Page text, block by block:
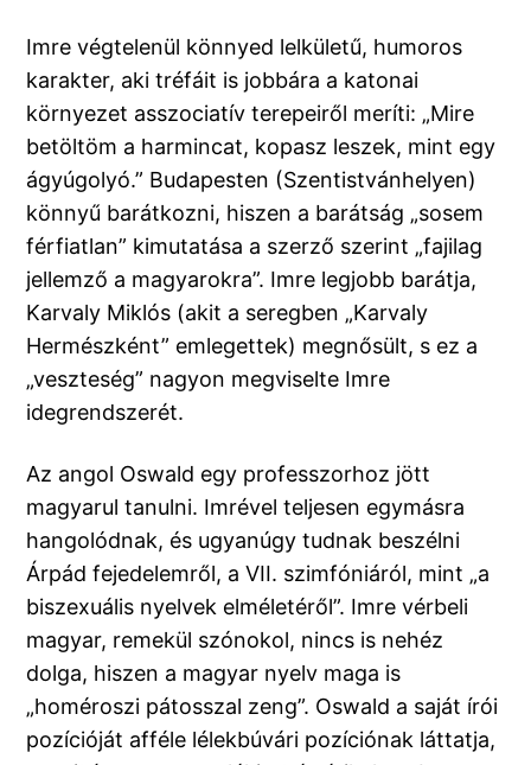
Imre végtelenül könnyed lelkületű, humoros
karakter, aki tréfáit is jobbára a katonai
környezet asszociatív terepeiről meríti: „Mire
betöltöm a harmincat, kopasz leszek, mint egy
ágyúgolyó.” Budapesten (Szentistvánhelyen)
könnyű barátkozni, hiszen a barátság „sosem
férfiatlan” kimutatása a szerző szerint „fajilag
jellemző a magyarokra”. Imre legjobb barátja,
Karvaly Miklós (akit a seregben „Karvaly
Hermészként” emlegettek) megnősült, s ez a
„veszteség” nagyon megviselte Imre
idegrendszerét.
Az angol Oswald egy professzorhoz jött
magyarul tanulni. Imrével teljesen egymásra
hangolódnak, és ugyanúgy tudnak beszélni
Árpád fejedelemről, a VII. szimfóniáról, mint „a
biszexuális nyelvek elméletéről”. Imre vérbeli
magyar, remekül szónokol, nincs is nehéz
dolga, hiszen a magyar nyelv maga is
„homéroszi pátosszal zeng”. Oswald a saját írói
pozícióját afféle lélekbúvári pozíciónak láttatja,